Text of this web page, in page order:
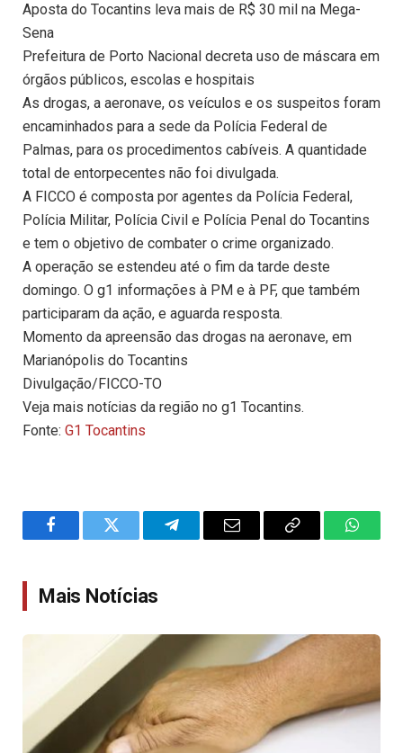
Aposta do Tocantins leva mais de R$ 30 mil na Mega-
Sena
Prefeitura de Porto Nacional decreta uso de máscara em
órgãos públicos, escolas e hospitais
As drogas, a aeronave, os veículos e os suspeitos foram
encaminhados para a sede da Polícia Federal de
Palmas, para os procedimentos cabíveis. A quantidade
total de entorpecentes não foi divulgada.
A FICCO é composta por agentes da Polícia Federal,
Polícia Militar, Polícia Civil e Polícia Penal do Tocantins
e tem o objetivo de combater o crime organizado.
A operação se estendeu até o fim da tarde deste
domingo. O g1 informações à PM e à PF, que também
participaram da ação, e aguarda resposta.
Momento da apreensão das drogas na aeronave, em
Marianópolis do Tocantins
Divulgação/FICCO-TO
Veja mais notícias da região no g1 Tocantins.
Fonte: G1 Tocantins
FacebookTwitter TelegramEmail
Copy
Mais Notícias